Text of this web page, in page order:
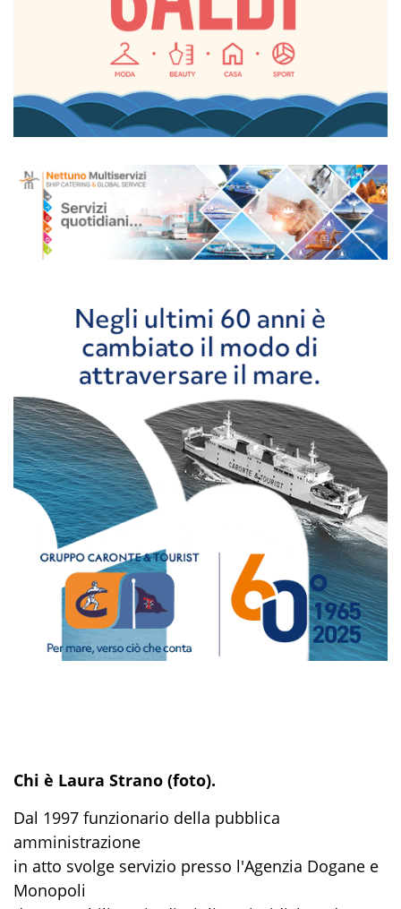
Chi è Laura Strano (foto).
Dal 1997 funzionario della pubblica
amministrazione
in atto svolge servizio presso l'Agenzia Dogane e
Monopoli